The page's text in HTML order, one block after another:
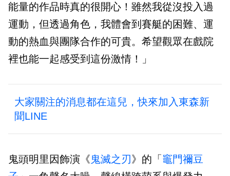
能量的作品時真的很開心！雖然我從沒投入過
運動，但透過角色，我體會到賽艇的困難、運
動的熱血與團隊合作的可貴。希望觀眾在戲院
裡也能一起感受到這份激情！」
大家關注的消息都在這兒，快來加入東森新
聞LINE
鬼頭明里因飾演《鬼滅之刃》的「 竈門禰豆